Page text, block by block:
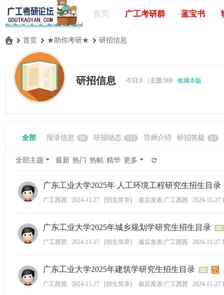
首页 广工考研群 蓝宝书
» 首页 › ★助你考研★ › 研招信息
研招信息 今日:0 主题:569 收藏本版
全部 报录信息 69 研招动态 123 导师介绍 研招答疑 13
全部主题 最新 热门 热帖 精华 更多
广东工业大学2025年 人工环境工程研究生招生目录
广工茜茜 2024-11-27 [招生简章] 最后发表:广工茜茜 2024-11-27
广东工业大学2025年城乡规划学研究生招生目录
广工茜茜 2024-11-27 [招生简章] 最后发表:广工茜茜 2024-11-27
广东工业大学2025年建筑学研究生招生目录
广工茜茜 2024-11-27 [招生简章] 最后发表:广工茜茜 2024-11-27